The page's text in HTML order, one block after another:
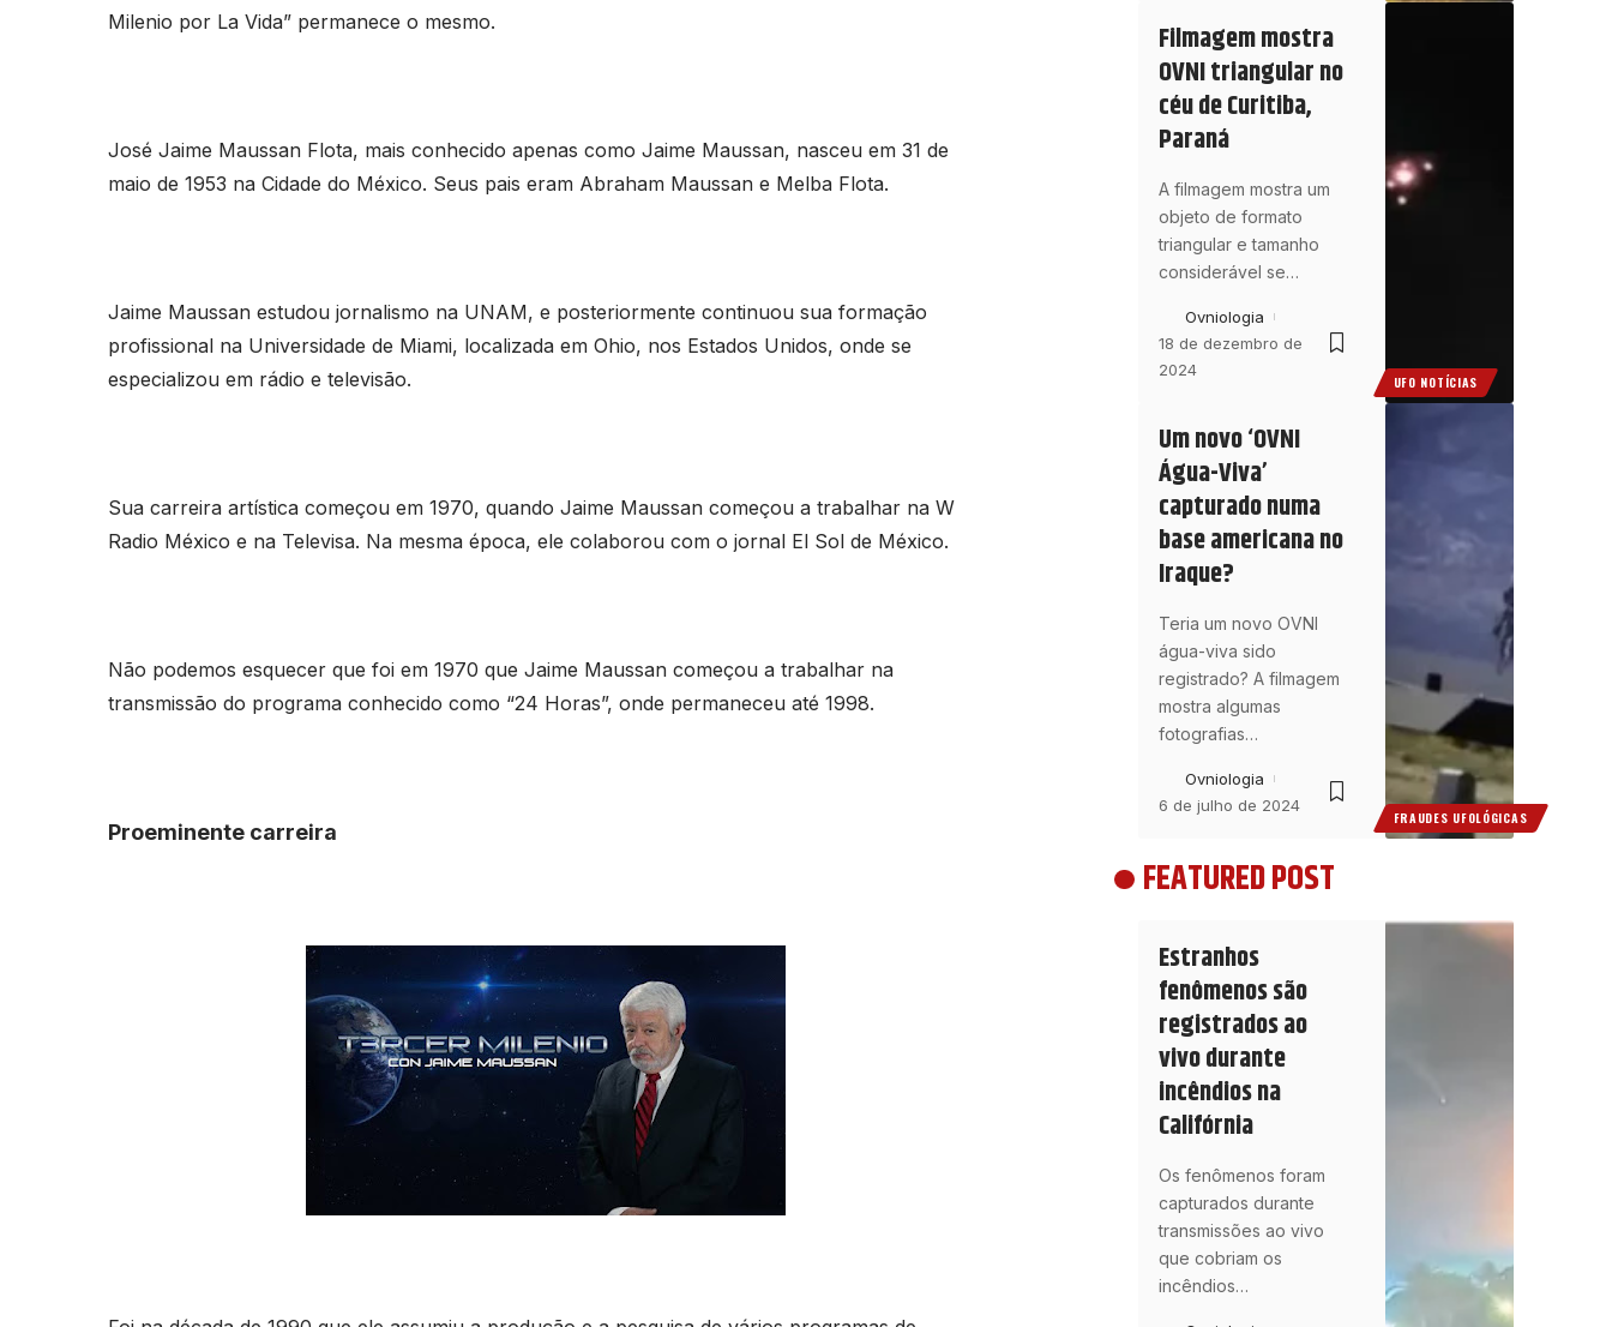
Milenio por La Vida” permanece o mesmo.
José Jaime Maussan Flota, mais conhecido apenas como Jaime Maussan, nasceu em 31 de
maio de 1953 na Cidade do México. Seus pais eram Abraham Maussan e Melba Flota.
Jaime Maussan estudou jornalismo na UNAM, e posteriormente continuou sua formação
profissional na Universidade de Miami, localizada em Ohio, nos Estados Unidos, onde se
especializou em rádio e televisão.
Sua carreira artística começou em 1970, quando Jaime Maussan começou a trabalhar na W
Radio México e na Televisa. Na mesma época, ele colaborou com o jornal El Sol de México.
Não podemos esquecer que foi em 1970 que Jaime Maussan começou a trabalhar na
transmissão do programa conhecido como “24 Horas”, onde permaneceu até 1998.
Proeminente carreira
UFO NOTÍCIAS
Filmagem mostra
OVNI triangular no
céu de Curitiba,
Paraná
A filmagem mostra um
objeto de formato
triangular e tamanho
considerável se…
Ovniologia
18 de dezembro de
2024
FRAUDES UFOLÓGICAS
Um novo ‘OVNI
Água-Viva’
capturado numa
base americana no
Iraque?
Teria um novo OVNI
água-viva sido
registrado? A filmagem
mostra algumas
fotografias…
Ovniologia
6 de julho de 2024
FEATURED POST
Estranhos
fenômenos são
registrados ao
vivo durante
incêndios na
Califórnia
Os fenômenos foram
capturados durante
transmissões ao vivo
que cobriam os
incêndios…